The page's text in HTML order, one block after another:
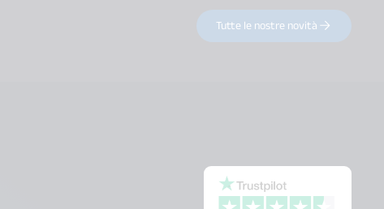
Tutte le nostre novità